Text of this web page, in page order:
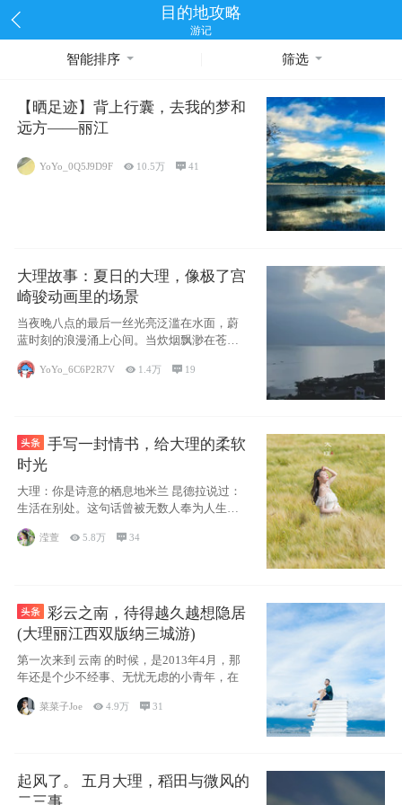
目的地攻略
游记
智能排序 筛选
【晒足迹】背上行囊，去我的梦和
远方——丽江
YoYo_0Q5J9D9F  10.5万 41
大理故事：夏日的大理，像极了宫
崎骏动画里的场景
当夜晚八点的最后一丝光亮泛滥在水面，蔚
蓝时刻的浪漫涌上心间。当炊烟飘渺在苍山
YoYo_6C6P2R7V  1.4万  19
手写一封情书，给大理的柔软
时光
大理：你是诗意的栖息地米兰 昆德拉说过：
生活在别处。这句话曾被无数人奉为人生信
条，并
滢萱 5.8万 34
彩云之南，待得越久越想隐居
(大理丽江西双版纳三城游)
第一次来到 云南 的时候，是2013年4月，那
年还是个少不经事、无忧无虑的小青年，在
菜菜子Joe 4.9万  31
起风了。 五月大理，稻田与微风的